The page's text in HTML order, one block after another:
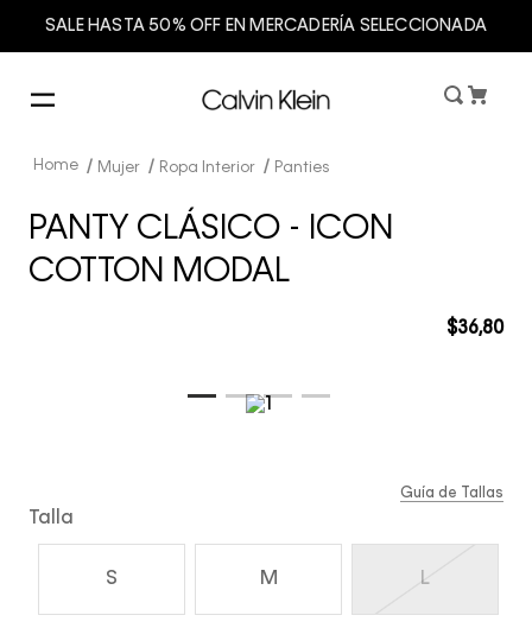
SALE HASTA 50% OFF EN MERCADERÍA SELECCIONADA
Mujer Ropa Interior Panties
PANTY CLÁSICO - ICON
COTTON MODAL
$36,80
Talla
S M L
Guía de Tallas